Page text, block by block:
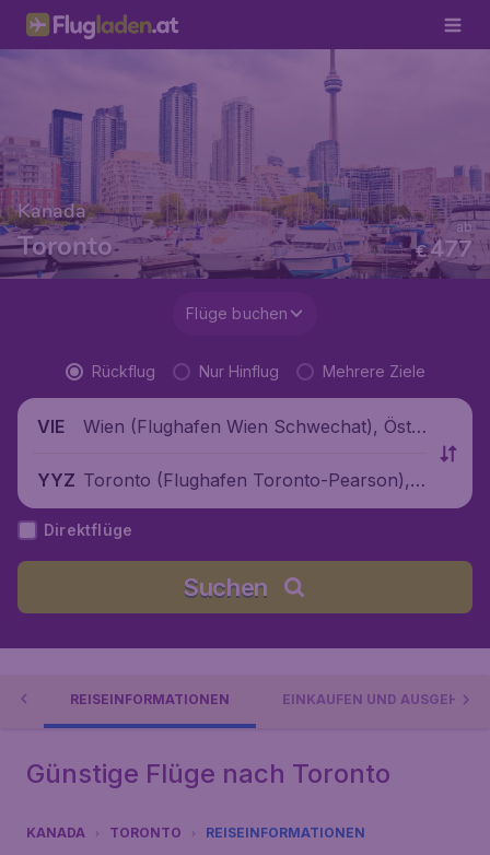
Kanada
Toronto €477
ab
Flüge buchen
Rückflug Nur Hinflug Mehrere Ziele
VIE
Wien (Flughafen Wien Schwechat), Öste
YYZ Toronto (Flughafen Toronto-Pearson),
Kanada
Direktflüge
Suchen
REISEINFORMATIONEN EINKAUFEN UND AUSGEHEN
Günstige Flüge nach Toronto
KANADA TORONTO REISEINFORMATIONEN